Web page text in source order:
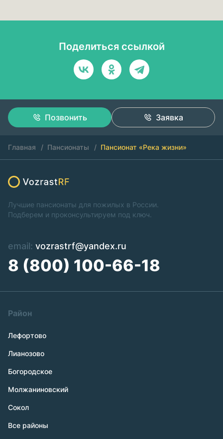
Поделиться ссылкой
Позвонить Заявка
Главная Пансионаты Пансионат «Река жизни»
Лучшие пансионаты для пожилых в России.
Подберем и проконсультируем под ключ.
email: vozrastrf@yandex.ru
8 (800) 100-66-18
Район
Лефортово
Лианозово
Богородское
Молжаниновский
Сокол
Все районы